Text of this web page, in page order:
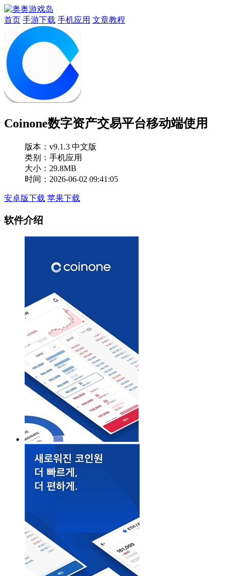
首页 手游下载 手机应用 文章教程
Coinone数字资产交易平台移动端使用
版本： v9.1.3 中文版
类别：手机应用
大小：29.8MB
时间：2026-06-02 09:41:05
安卓版下载 苹果下载
软件介绍